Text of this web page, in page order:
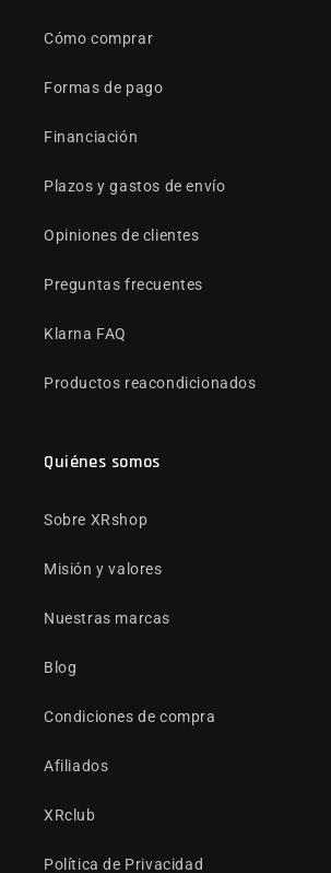
Cómo comprar
Formas de pago
Financiación
Plazos y gastos de envío
Opiniones de clientes
Preguntas frecuentes
Klarna FAQ
Productos reacondicionados
Quiénes somos
Sobre XRshop
Misión y valores
Nuestras marcas
Blog
Condiciones de compra
Afiliados
XRclub
Política de Privacidad